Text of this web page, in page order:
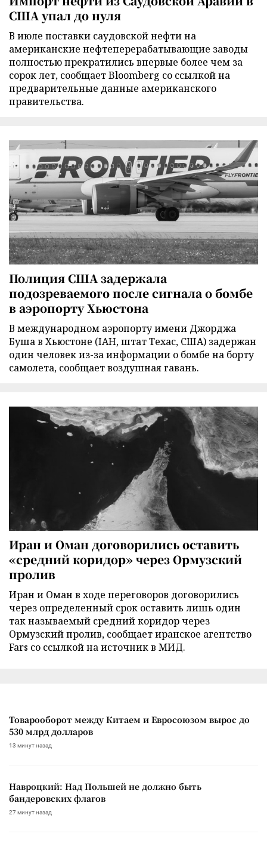
США упал до нуля
В июле поставки саудовской нефти на
американские нефтеперерабатывающие заводы
полностью прекратились впервые более чем за
сорок лет, сообщает Bloomberg со ссылкой на
предварительные данные американского
правительства.
Полиция США задержала
подозреваемого после сигнала о бомбе
в аэропорту Хьюстона
В международном аэропорту имени Джорджа
Буша в Хьюстоне (IAH, штат Техас, США) задержан
один человек из-за информации о бомбе на борту
самолета, сообщает воздушная гавань.
Иран и Оман договорились оставить
«средний коридор» через Ормузский
пролив
Иран и Оман в ходе переговоров договорились
через определенный срок оставить лишь один
так называемый средний коридор через
Ормузский пролив, сообщает иранское агентство
Fars со ссылкой на источник в МИД.
Товарооборот между Китаем и Евросоюзом вырос до
530 млрд долларов
13 минут назад
Навроцкий: Над Польшей не должно быть
бандеровских флагов
27 минут назад